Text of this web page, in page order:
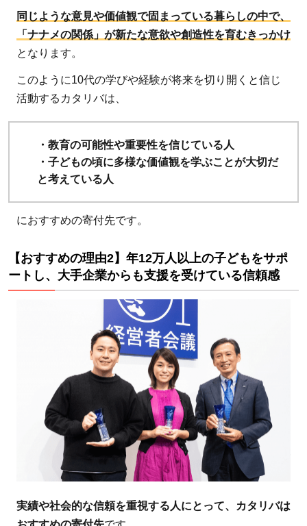
受け
てい
る信
1.3
【お
すす
めの
理由
3】
校と
し、
貧困
を
な角
度か
ら支
援し
る
同じような意見や価値観で固まっている暮らしの中で、
「ナナメの関係」が新たな意欲や創造性を育むきっかけ
となります。
このように10代の学びや経験が将来を切り開くと信じ
活動するカタリバは、
・教育の可能性や重要性を信じている人
・子どもの頃に多様な価値観を学ぶことが大切だ
と考えている人
におすすめの寄付先です。
【おすすめの理由2】年12万人以上の子どもをサポ
ートし、大手企業からも支援を受けている信頼感
実績や社会的な信頼を重視する人にとって、カタリバは